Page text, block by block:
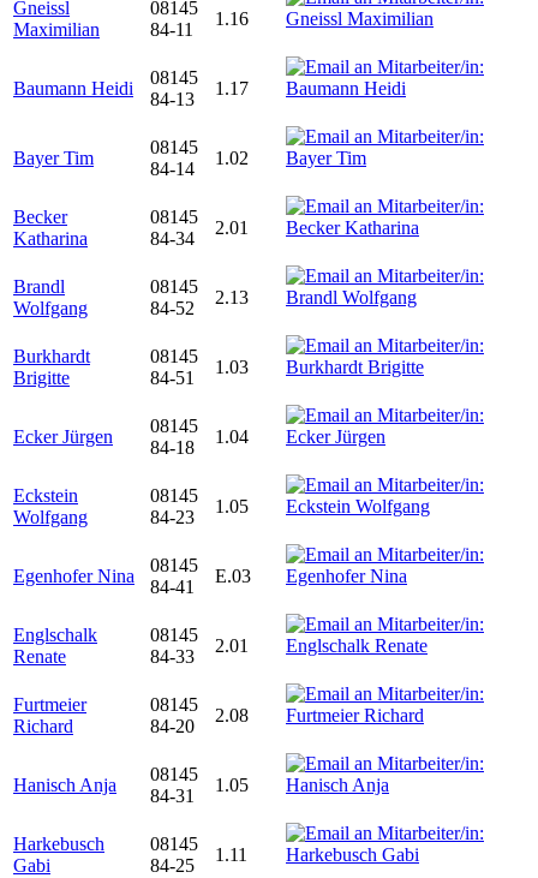
Gneissl
Maximilian
08145
84-11
1.16
Baumann Heidi
08145
84-13
1.17
Bayer Tim
08145
84-14
1.02
Becker
Katharina
08145
84-34
2.01
Brandl
Wolfgang
08145
84-52
2.13
Burkhardt
Brigitte
08145
84-51
1.03
Ecker Jürgen
08145
84-18
1.04
Eckstein
Wolfgang
08145
84-23
1.05
Egenhofer Nina
08145
84-41
E.03
Englschalk
Renate
08145
84-33
2.01
Furtmeier
Richard
08145
84-20
2.08
Hanisch Anja
08145
84-31
1.05
Harkebusch
Gabi
08145
84-25
1.11